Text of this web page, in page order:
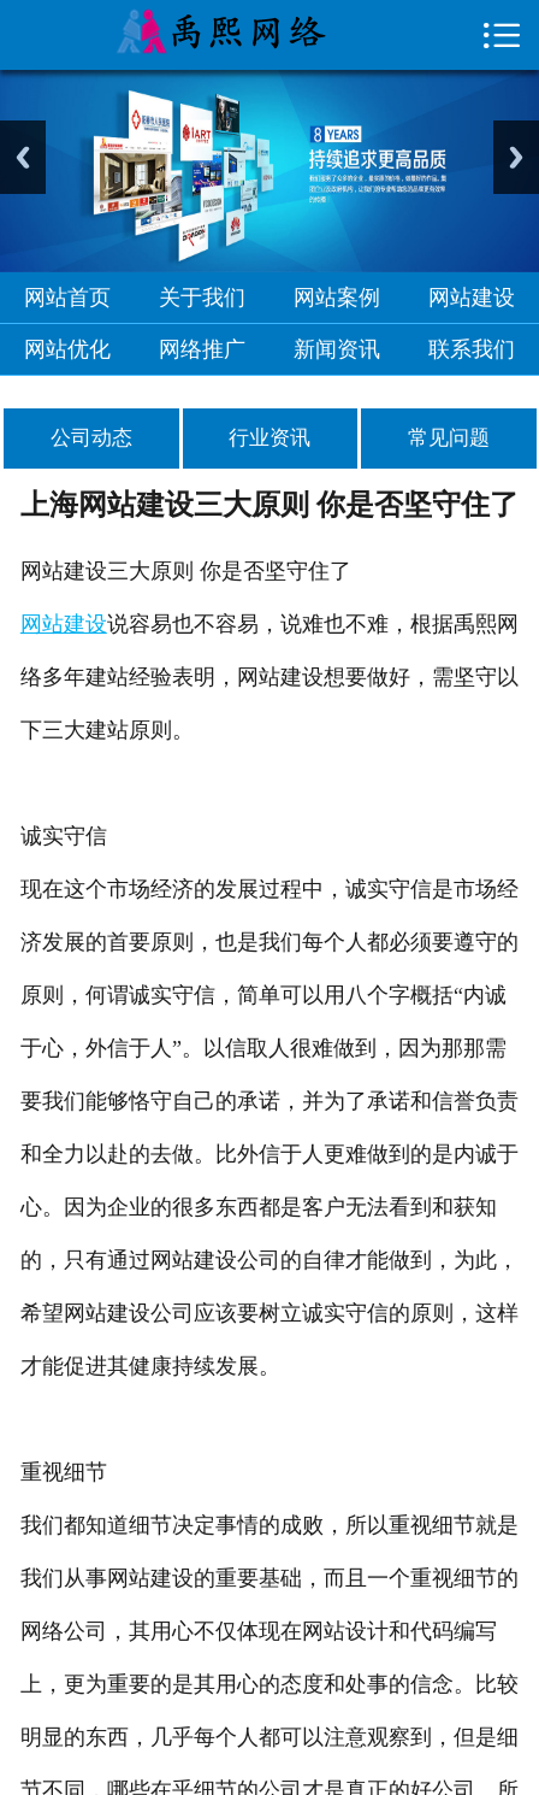
网站案例
网站优化
网络推广

网站首页 关于我们 网站案例 网站建设
网站优化 网络推广 新闻资讯 联系我们
公司动态 行业资讯 常见问题
上海网站建设三大原则 你是否坚守住了
网站建设三大原则 你是否坚守住了
网站建设说容易也不容易，说难也不难，根据禹熙网
络多年建站经验表明，网站建设想要做好，需坚守以
下三大建站原则。
诚实守信
现在这个市场经济的发展过程中，诚实守信是市场经
济发展的首要原则，也是我们每个人都必须要遵守的
原则，何谓诚实守信，简单可以用八个字概括“内诚
于心，外信于人”。以信取人很难做到，因为那那需
要我们能够恪守自己的承诺，并为了承诺和信誉负责
和全力以赴的去做。比外信于人更难做到的是内诚于
心。因为企业的很多东西都是客户无法看到和获知
的，只有通过网站建设公司的自律才能做到，为此，
希望网站建设公司应该要树立诚实守信的原则，这样
才能促进其健康持续发展。
重视细节
我们都知道细节决定事情的成败，所以重视细节就是
我们从事网站建设的重要基础，而且一个重视细节的
网络公司，其用心不仅体现在网站设计和代码编写
上，更为重要的是其用心的态度和处事的信念。比较
明显的东西，几乎每个人都可以注意观察到，但是细